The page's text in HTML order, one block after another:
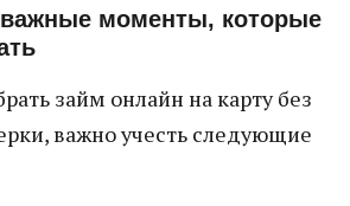
моменты, которые
займ онлайн на карту без
важно учесть следующие